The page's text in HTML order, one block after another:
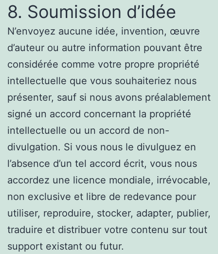
8. Soumission d’idée
N’envoyez aucune idée, invention, œuvre
d’auteur ou autre information pouvant être
considérée comme votre propre propriété
intellectuelle que vous souhaiteriez nous
présenter, sauf si nous avons préalablement
signé un accord concernant la propriété
intellectuelle ou un accord de non-
divulgation. Si vous nous le divulguez en
l’absence d’un tel accord écrit, vous nous
accordez une licence mondiale, irrévocable,
non exclusive et libre de redevance pour
utiliser, reproduire, stocker, adapter, publier,
traduire et distribuer votre contenu sur tout
support existant ou futur.